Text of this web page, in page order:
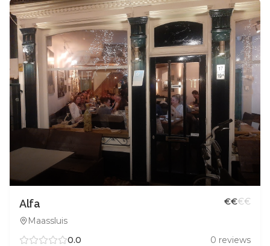
Alfa
Maassluis
€€€€
0.0 0 reviews